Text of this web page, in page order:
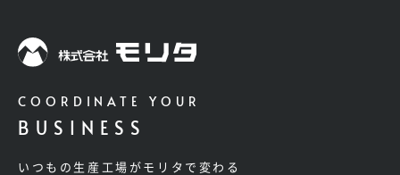
COORDINATE YOUR
BUSINESS
いつもの生産工場がモリタで変わる